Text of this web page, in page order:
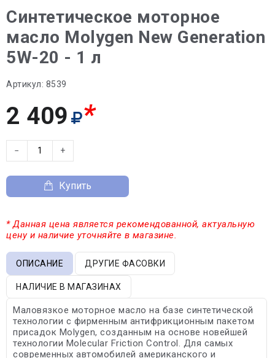
Синтетическое моторное
масло Molygen New Generation
5W-20 - 1 л
Артикул: 8539
2 409 *
− +
Купить
* Данная цена является рекомендованной, актуальную
цену и наличие уточняйте в магазине.
ОПИСАНИЕ ДРУГИЕ ФАСОВКИ
НАЛИЧИЕ В МАГАЗИНАХ
Маловязкое моторное масло на базе синтетической
технологии с фирменным антифрикционным пакетом
присадок Molygen, созданным на основе новейшей
технологии Molecular Friction Control. Для самых
современных автомобилей американского и